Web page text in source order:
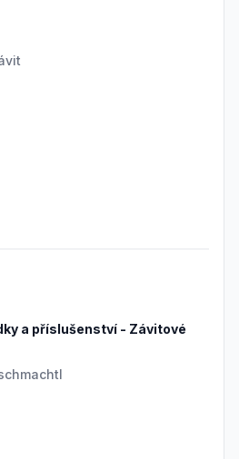
a příslušenství- Závitové